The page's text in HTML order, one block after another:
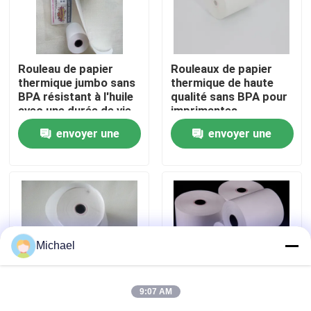
Visite de l'usine
Contrôle de la qualité
Nous contacter
Petit pain enorme de papier thermosensible
Petit pain de papier thermosensible de position
Rouleau de papier
thermique jumbo sans
BPA résistant à l'huile
avec une durée de vie
d'image de plus de 5
ans pour reçus de
point de vente
envoyer une
Rouleaux de papier
thermique de haute
qualité sans BPA pour
imprimantes
POS/ATM
envoyer une
Michael
9:07 AM